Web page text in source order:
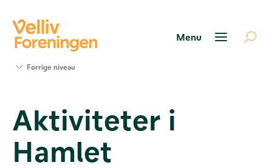
Værktøjer
og viden
Om Velliv
Foreningen
Forrige niveau
Aktiviteter i
Hamlet